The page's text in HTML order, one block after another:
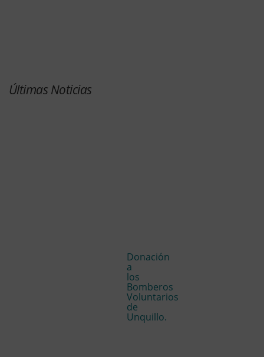
Últimas Noticias
Donación
a
los
Bomberos
Voluntarios
de
Unquillo.